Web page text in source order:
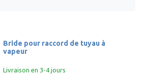
Bride pour raccord de tuyau à
vapeur
Livraison en 3-4 jours